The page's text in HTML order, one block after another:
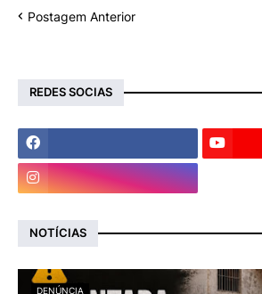
Postagem Anterior
REDES SOCIAS
NOTÍCIAS
DENÚNCIA